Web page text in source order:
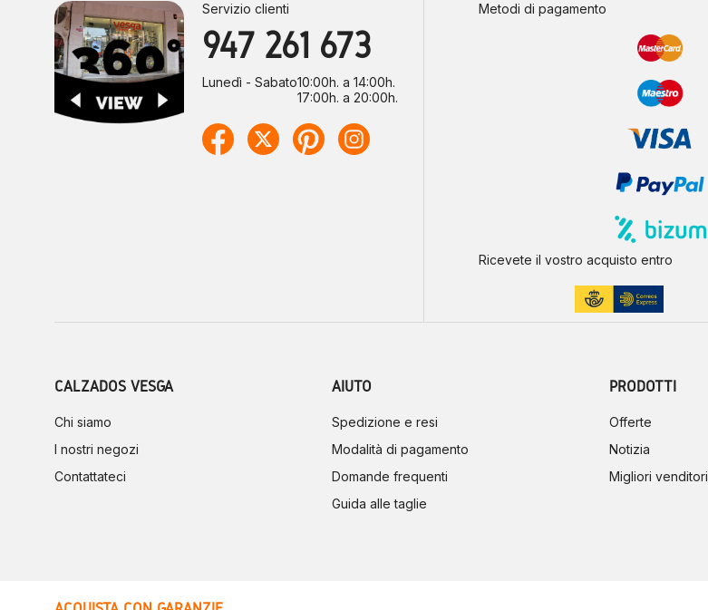
Servizio clienti
947 261 673
Lunedì - Sabato10:00h. a 14:00h.
17:00h. a 20:00h.
Metodi di pagamento
Ricevete il vostro acquisto entro
CALZADOS VESGA
Chi siamo
I nostri negozi
Contattateci
AIUTO
Spedizione e resi
Modalità di pagamento
Domande frequenti
Guida alle taglie
PRODOTTI
Offerte
Notizia
Migliori venditori